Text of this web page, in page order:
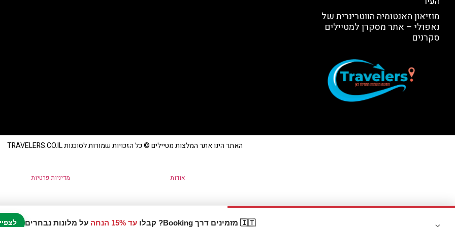
🇮🇹 מזמינים דרך Booking? קבלו עד 15% הנחה על מלונות נבחרים
מוזיאון האנטומיה הווטרינרית של
נאפולי – אתר מסקרן למטיילים
סקרנים
האתר הינו אתר המלצות מטיילים © כל הזכויות שמורות לסוכנות TRAVELERS.CO.IL
אודות מדיניות פרטיות